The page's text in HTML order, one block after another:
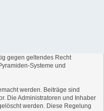
gegen geltendes Recht
Systeme und
werden. Beiträge sind
Die Administratoren und Inhaber
werden. Diese Regelung